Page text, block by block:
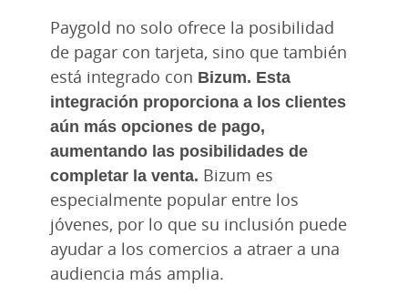
Paygold no solo ofrece la posibilidad
de pagar con tarjeta, sino que también
está integrado con Bizum. Esta
integración proporciona a los clientes
aún más opciones de pago,
aumentando las posibilidades de
completar la venta. Bizum es
especialmente popular entre los
jóvenes, por lo que su inclusión puede
ayudar a los comercios a atraer a una
audiencia más amplia.